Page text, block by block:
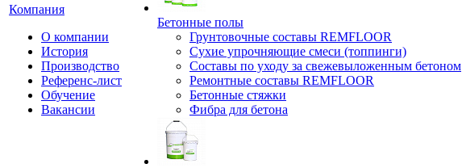
Компания
О компании
История
Производство
Референс-лист
Обучение
Вакансии
Бетонные полы
Грунтовочные составы REMFLOOR
Сухие упрочняющие смеси (топпинги)
Составы по уходу за свежевыложенным бетоном
Ремонтные составы REMFLOOR
Бетонные стяжки
Фибра для бетона